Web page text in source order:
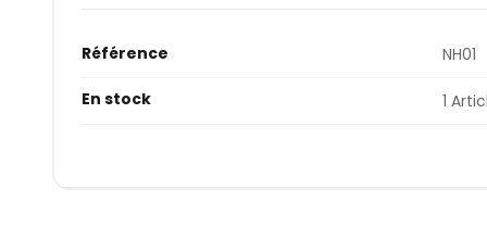
Référence NH01
En stock 1